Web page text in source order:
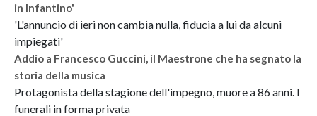
in Infantino'
'L'annuncio di ieri non cambia nulla, fiducia a lui da alcuni
impiegati'
Addio a Francesco Guccini, il Maestrone che ha segnato la
storia della musica
Protagonista della stagione dell'impegno, muore a 86 anni. I
funerali in forma privata